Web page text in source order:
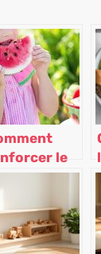
le
enfants ?